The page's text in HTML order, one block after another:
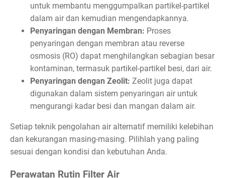
untuk membantu menggumpalkan partikel-partikel
dalam air dan kemudian mengendapkannya.
Penyaringan dengan Membran: Proses
penyaringan dengan membran atau reverse
osmosis (RO) dapat menghilangkan sebagian besar
kontaminan, termasuk partikel-partikel besi, dari air.
Penyaringan dengan Zeolit: Zeolit juga dapat
digunakan dalam sistem penyaringan air untuk
mengurangi kadar besi dan mangan dalam air.
Setiap teknik pengolahan air alternatif memiliki kelebihan
dan kekurangan masing-masing. Pilihlah yang paling
sesuai dengan kondisi dan kebutuhan Anda.
Perawatan Rutin Filter Air